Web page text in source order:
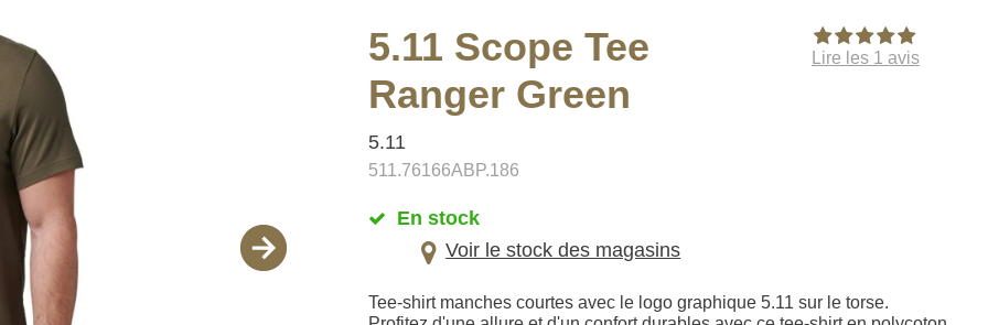
5.11 Scope Tee
Ranger Green
5.11
511.76166ABP.186
Lire les 1 avis
En stock
Voir le stock des magasins
Tee-shirt manches courtes avec le logo graphique 5.11 sur le torse.